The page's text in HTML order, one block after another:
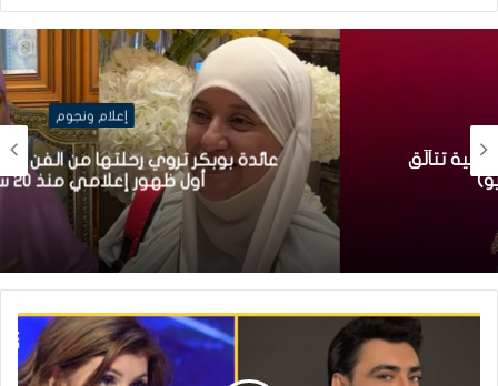
إعلام ونجوم
عائدة بوبكر تروي رحلتها من الفن إلى الحجاب في
أول ظهور إعلامي منذ 20 سنة